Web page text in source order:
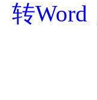
转Word